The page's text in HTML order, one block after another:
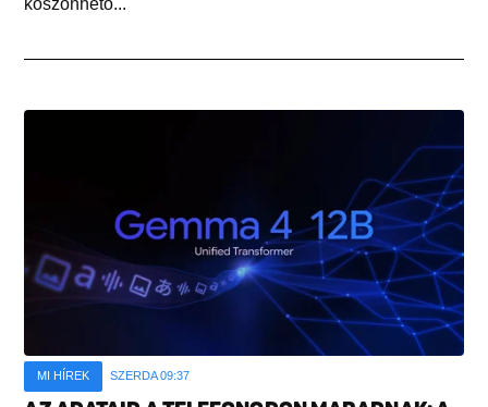
köszönhető...
MI HÍREK SZERDA 09:37